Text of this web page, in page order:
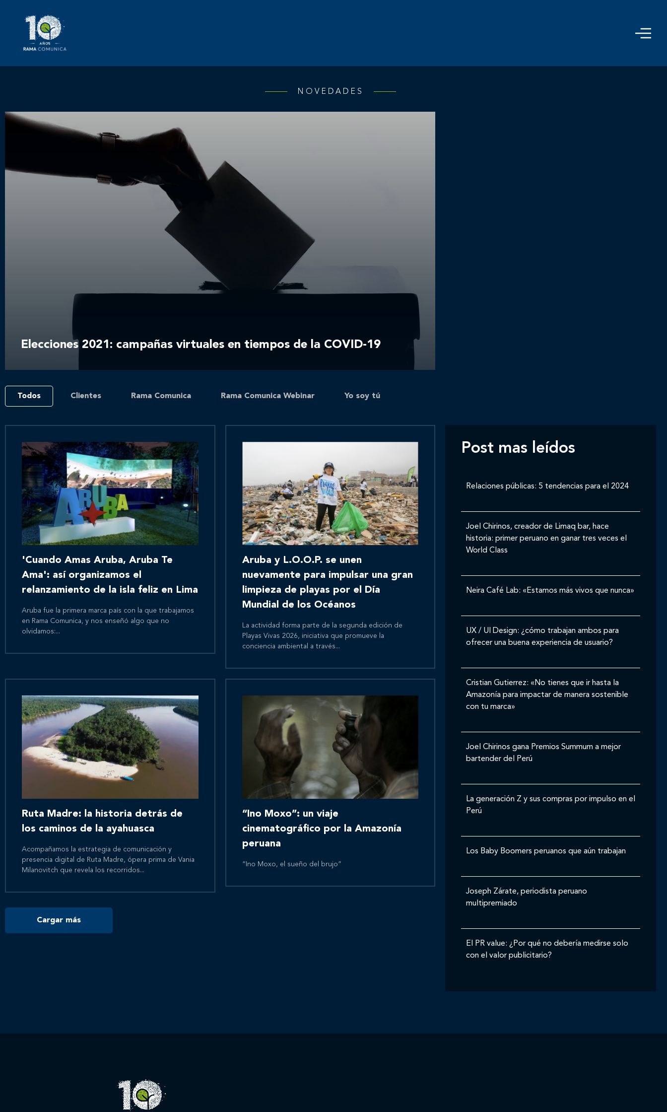
Inicio
Nosotros
Nuestros servicios
Nuestros clientes
Novedades
Contáctanos
NOVEDADES
Elecciones 2021: campañas virtuales en tiempos de la COVID-19
Todos Clientes Rama Comunica Rama Comunica Webinar Yo soy tú
'Cuando Amas Aruba, Aruba Te
Ama': así organizamos el
relanzamiento de la isla feliz en Lima
Aruba fue la primera marca país con la que trabajamos
en Rama Comunica, y nos enseñó algo que no
olvidamos:...
Aruba y L.O.O.P. se unen
nuevamente para impulsar una gran
limpieza de playas por el Día
Mundial de los Océanos
La actividad forma parte de la segunda edición de
Playas Vivas 2026, iniciativa que promueve la
conciencia ambiental a través...
Ruta Madre: la historia detrás de
los caminos de la ayahuasca
Acompañamos la estrategia de comunicación y
presencia digital de Ruta Madre, ópera prima de Vania
Milanovitch que revela los recorridos...
“Ino Moxo”: un viaje
cinematográfico por la Amazonía
peruana
“Ino Moxo, el sueño del brujo”
Cargar más
Post mas leídos
Relaciones públicas: 5 tendencias para el 2024
Joel Chirinos, creador de Limaq bar, hace
historia: primer peruano en ganar tres veces el
World Class
Neira Café Lab: «Estamos más vivos que nunca»
UX / UI Design: ¿cómo trabajan ambos para
ofrecer una buena experiencia de usuario?
Cristian Gutierrez: «No tienes que ir hasta la
Amazonía para impactar de manera sostenible
con tu marca»
Joel Chirinos gana Premios Summum a mejor
bartender del Perú
La generación Z y sus compras por impulso en el
Perú
Los Baby Boomers peruanos que aún trabajan
Joseph Zárate, periodista peruano
multipremiado
El PR value: ¿Por qué no debería medirse solo
con el valor publicitario?